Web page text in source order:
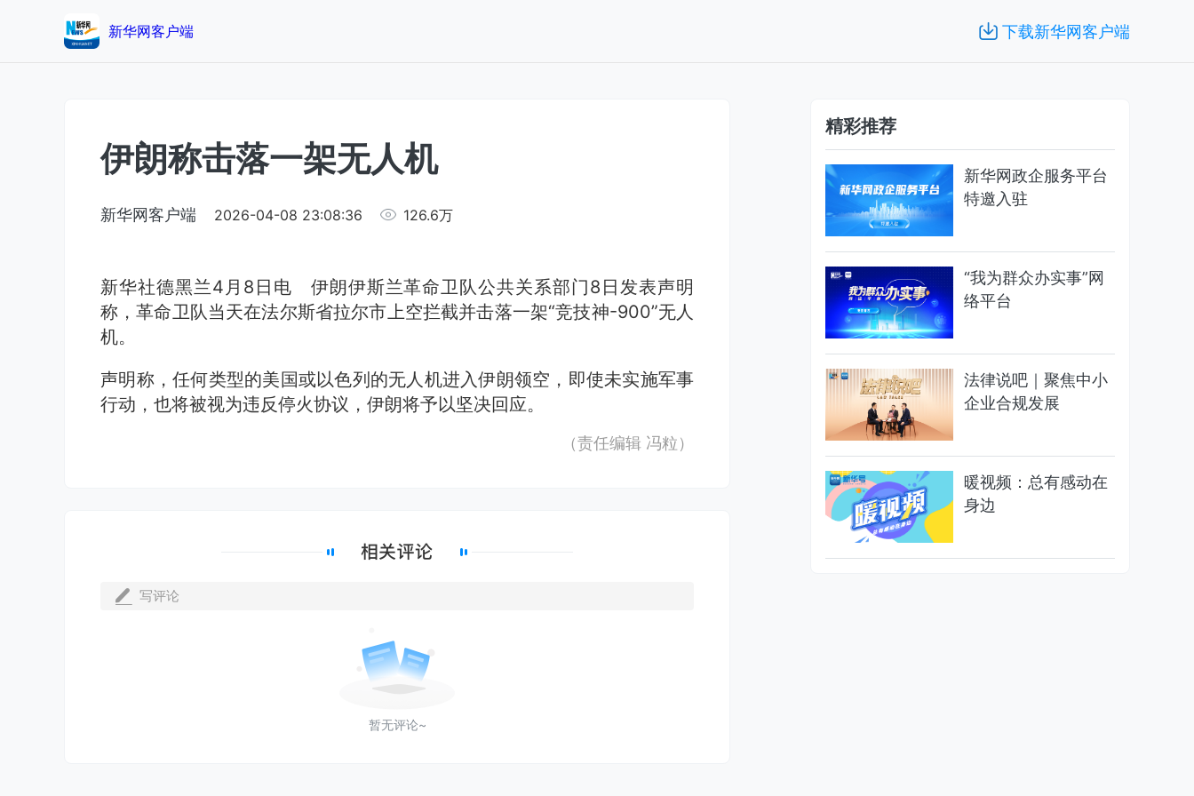
新华网客户端 下载新华网客户端
伊朗称击落一架无人机
新华网客户端 2026-04-08 23:08:36 126.6万
新华社德黑兰4月8日电 伊朗伊斯兰革命卫队公共关系部门8日发表声明
称，革命卫队当天在法尔斯省拉尔市上空拦截并击落一架“竞技神-900”无人
机。
声明称，任何类型的美国或以色列的无人机进入伊朗领空，即使未实施军事
行动，也将被视为违反停火协议，伊朗将予以坚决回应。
（责任编辑 冯粒）
写评论
暂无评论~
精彩推荐
新华网政企服务平台
特邀入驻
“我为群众办实事”网
络平台
法律说吧｜聚焦中小
企业合规发展
暖视频：总有感动在
身边